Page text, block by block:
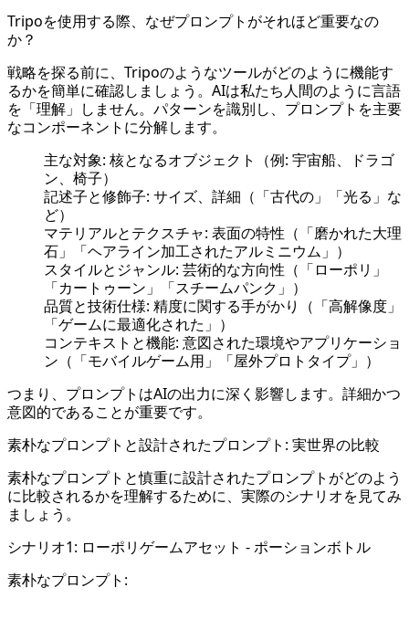
Tripoを使用する際、なぜプロンプトがそれほど重要なの
か？
戦略を探る前に、Tripoのようなツールがどのように機能す
るかを簡単に確認しましょう。AIは私たち人間のように言語
を「理解」しません。パターンを識別し、プロンプトを主要
なコンポーネントに分解します。
主な対象: 核となるオブジェクト（例: 宇宙船、ドラゴ
ン、椅子）
記述子と修飾子: サイズ、詳細（「古代の」「光る」な
ど）
マテリアルとテクスチャ: 表面の特性（「磨かれた大理
石」「ヘアライン加工されたアルミニウム」）
スタイルとジャンル: 芸術的な方向性（「ローポリ」
「カートゥーン」「スチームパンク」）
品質と技術仕様: 精度に関する手がかり（「高解像度」
「ゲームに最適化された」）
コンテキストと機能: 意図された環境やアプリケーショ
ン（「モバイルゲーム用」「屋外プロトタイプ」）
つまり、プロンプトはAIの出力に深く影響します。詳細かつ
意図的であることが重要です。
素朴なプロンプトと設計されたプロンプト: 実世界の比較
素朴なプロンプトと慎重に設計されたプロンプトがどのよう
に比較されるかを理解するために、実際のシナリオを見てみ
ましょう。
シナリオ1: ローポリゲームアセット - ポーションボトル
素朴なプロンプト: